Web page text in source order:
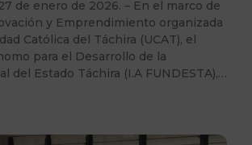
de enero de 2026. – En el marco de
y Emprendimiento organizada
Católica del Táchira (UCAT), el
para el Desarrollo de la
del Estado Táchira (I.A FUNDESTA),…